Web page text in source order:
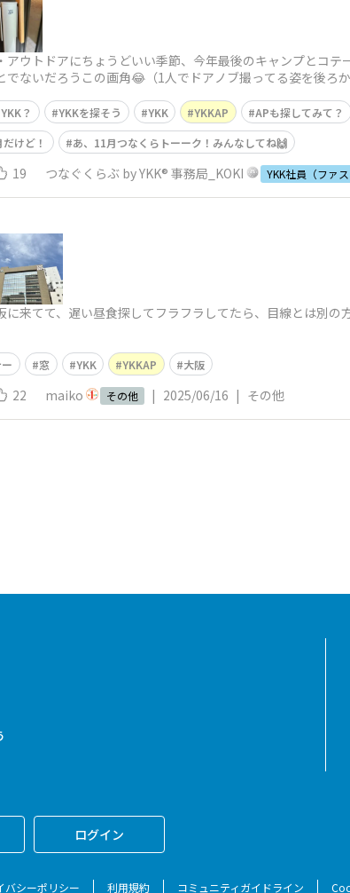
アウトドアにちょうどいい季節、今年最後のキャンプとコ
でないだろうこの画角😂（1人でドアノブ撮ってる姿を後ろ
？ YKKを探そう YKK YKKAP APも探してみて？
けど！
あ、11月つなくらトーーク！みんなしてね🙌
19 つなぐくらぶ by YKK® 事務局_KOKI YKK社員（ファス
に来てて、遅い昼食探してフラフラしてたら、目線とは別
窓 YKK YKKAP 大阪
22 maiko その他 | 2025/06/16 | その他
ログイン
バシーポリシー 利用規約 コミュニティガイドライン